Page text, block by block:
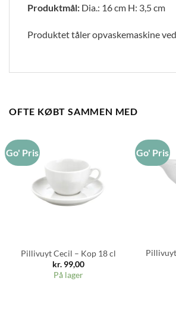
Produktmål: Dia.: 16 cm H: 3,5 cm
Produktet tåler opvaskemaskine
OFTE KØBT SAMMEN MED
Go' Pris
Pillivuyt Cecil – Kop 18 cl
kr.99,00
På lager
Go' Pris
Pillivuyt